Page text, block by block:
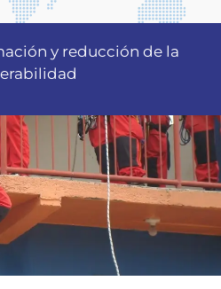
y reducción de la